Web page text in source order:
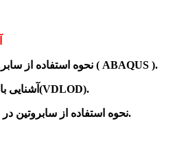
1- نحوه استفاده از سابروتین در نرم افزار آباکوس ( ABAQUS ).
2- آشنایی با نوشتن کد بارگذاری متغیر(VDLOD).
3- نحوه استفاده از سابروتین در فرایند جوشکاری انفجاری.